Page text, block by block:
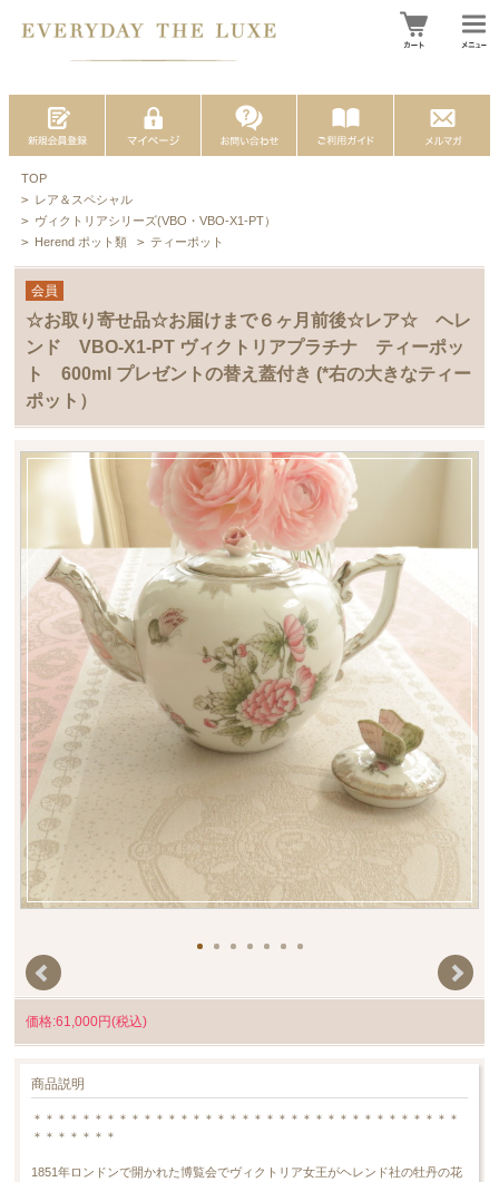
TOP
> レア＆スペシャル
> ヴィクトリアシリーズ(VBO・VBO-X1-PT）
> Herend ポット類 > ティーポット
会員
☆お取り寄せ品☆お届けまで６ヶ月前後☆レア☆ ヘレ
ンド VBO-X1-PT ヴィクトリアプラチナ ティーポッ
ト 600ml プレゼントの替え蓋付き (*右の大きなティー
ポット）
価格:61,000円(税込)
商品説明
＊＊＊＊＊＊＊＊＊＊＊＊＊＊＊＊＊＊＊＊＊＊＊＊＊＊＊＊＊＊＊＊＊＊＊
＊＊＊＊＊＊＊
1851年ロンドンで開かれた博覧会でヴィクトリア女王がヘレンド社の牡丹の花